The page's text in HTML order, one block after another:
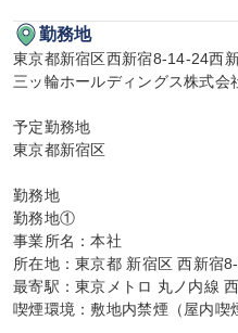
勤務地
東京都新宿区西新宿8-14-24西
三ッ輪ホールディングス株式会
予定勤務地
東京都新宿区
勤務地
勤務地①
事業所名：本社
所在地：東京都 新宿区 西新宿
最寄駅：東京メトロ 丸ノ内線
喫煙環境：敷地内禁煙（屋内喫